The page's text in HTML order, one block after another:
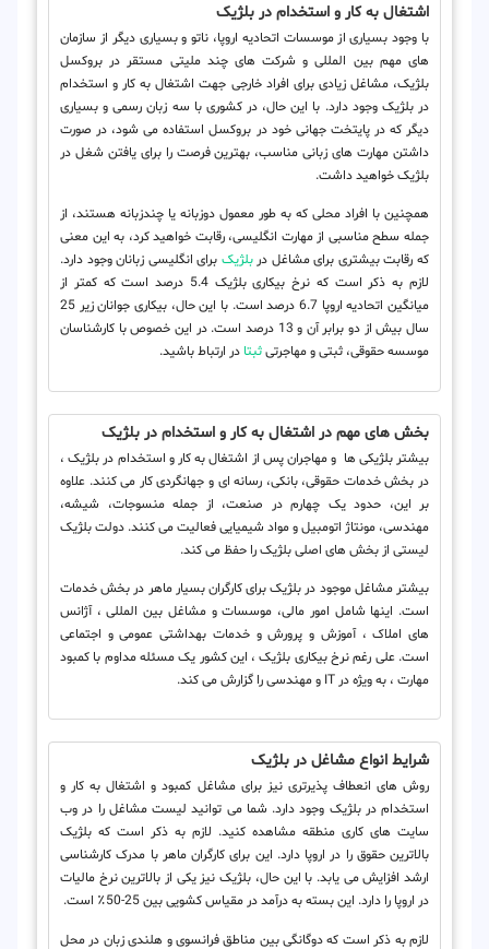
اشتغال به کار و استخدام در بلژیک
با وجود بسیاری از موسسات اتحادیه اروپا، ناتو و بسیاری دیگر از سازمان
های مهم بین المللی و شرکت های چند ملیتی مستقر در بروکسل
بلژیک، مشاغل زیادی برای افراد خارجی جهت اشتغال به کار و استخدام
در بلژیک وجود دارد. با این حال، در کشوری با سه زبان رسمی و بسیاری
دیگر که در پایتخت جهانی خود در بروکسل استفاده می شود، در صورت
داشتن مهارت های زبانی مناسب، بهترین فرصت را برای یافتن شغل در
بلژیک خواهید داشت.
همچنین با افراد محلی که به طور معمول دوزبانه یا چندزبانه هستند، از
جمله سطح مناسبی از مهارت انگلیسی، رقابت خواهید کرد، به این معنی
که رقابت بیشتری برای مشاغل دربلژیک برای انگلیسی زبانان وجود دارد.
لازم به ذکر است که نرخ بیکاری بلژیک 5.4 درصد است که کمتر از
میانگین اتحادیه اروپا 6.7 درصد است. با این حال، بیکاری جوانان زیر 25
سال بیش از دو برابر آن و 13 درصد است. در این خصوص با کارشناسان
موسسه حقوقی، ثبتی و مهاجرتیثبتا در ارتباط باشید.
بخش های مهم در اشتغال به کار و استخدام در بلژیک
بیشتر بلژیکی ها و مهاجران پس از اشتغال به کار و استخدام در بلژیک ،
در بخش خدمات حقوقی، بانکی، رسانه ای و جهانگردی کار می کنند. علاوه
بر این، حدود یک چهارم در صنعت، از جمله منسوجات، شیشه،
مهندسی، مونتاژ اتومبیل و مواد شیمیایی فعالیت می کنند. دولت بلژیک
لیستی از بخش های اصلی بلژیک را حفظ می کند.
بیشتر مشاغل موجود در بلژیک برای کارگران بسیار ماهر در بخش خدمات
است. اینها شامل امور مالی، موسسات و مشاغل بین المللی ، آژانس
های املاک ، آموزش و پرورش و خدمات بهداشتی عمومی و اجتماعی
است. علی رغم نرخ بیکاری بلژیک ، این کشور یک مسئله مداوم با کمبود
مهارت ، به ویژه در IT و مهندسی را گزارش می کند.
شرایط انواع مشاغل در بلژیک
روش های انعطاف پذیرتری نیز برای مشاغل کمبود و اشتغال به کار و
استخدام در بلژیک وجود دارد. شما می توانید لیست مشاغل را در وب
سایت های کاری منطقه مشاهده کنید. لازم به ذکر است که بلژیک
بالاترین حقوق را در اروپا دارد. این برای کارگران ماهر با مدرک کارشناسی
ارشد افزایش می یابد. با این حال، بلژیک نیز یکی از بالاترین نرخ مالیات
در اروپا را دارد. این بسته به درآمد در مقیاس کشویی بین 25-50٪ است.
لازم به ذکر است که دوگانگی بین مناطق فرانسوی و هلندی زبان در محل